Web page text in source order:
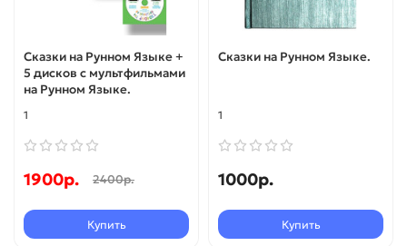
Сказки на Рунном Языке +
5 дисков с мультфильмами
на Рунном Языке.
1
1900р. 2400р.
Купить
Сказки на Рунном Языке.
1
1000р.
Купить